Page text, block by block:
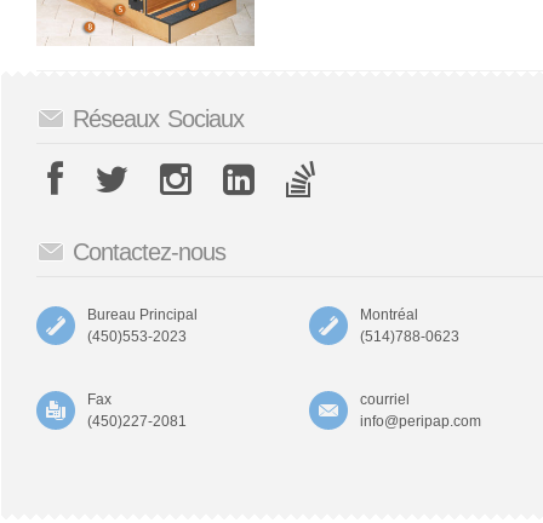
Réseaux Sociaux
Contactez-nous
Bureau Principal
(450)553-2023
Montréal
(514)788-0623
Fax
(450)227-2081
courriel
info@peripap.com